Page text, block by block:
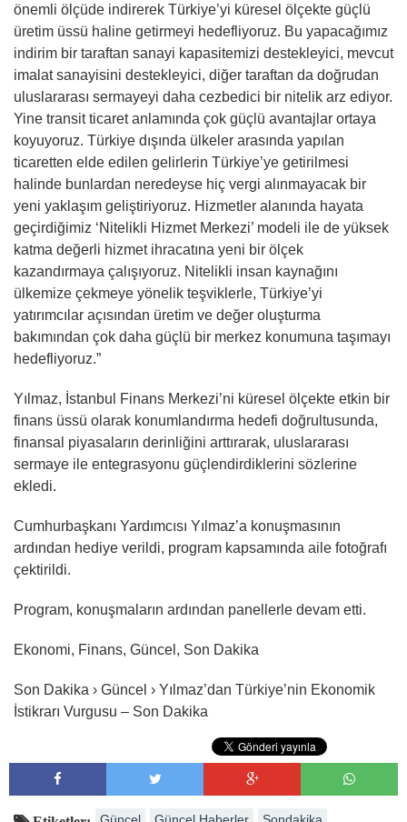
önemli ölçüde indirerek Türkiye’yi küresel ölçekte güçlü
üretim üssü haline getirmeyi hedefliyoruz. Bu yapacağımız
indirim bir taraftan sanayi kapasitemizi destekleyici, mevcut
imalat sanayisini destekleyici, diğer taraftan da doğrudan
uluslararası sermayeyi daha cezbedici bir nitelik arz ediyor.
Yine transit ticaret anlamında çok güçlü avantajlar ortaya
koyuyoruz. Türkiye dışında ülkeler arasında yapılan
ticaretten elde edilen gelirlerin Türkiye’ye getirilmesi
halinde bunlardan neredeyse hiç vergi alınmayacak bir
yeni yaklaşım geliştiriyoruz. Hizmetler alanında hayata
geçirdiğimiz ‘Nitelikli Hizmet Merkezi’ modeli ile de yüksek
katma değerli hizmet ihracatına yeni bir ölçek
kazandırmaya çalışıyoruz. Nitelikli insan kaynağını
ülkemize çekmeye yönelik teşviklerle, Türkiye’yi
yatırımcılar açısından üretim ve değer oluşturma
bakımından çok daha güçlü bir merkez konumuna taşımayı
hedefliyoruz.”
Yılmaz, İstanbul Finans Merkezi’ni küresel ölçekte etkin bir
finans üssü olarak konumlandırma hedefi doğrultusunda,
finansal piyasaların derinliğini arttırarak, uluslararası
sermaye ile entegrasyonu güçlendirdiklerini sözlerine
ekledi.
Cumhurbaşkanı Yardımcısı Yılmaz’a konuşmasının
ardından hediye verildi, program kapsamında aile fotoğrafı
çektirildi.
Program, konuşmaların ardından panellerle devam etti.
Ekonomi, Finans, Güncel, Son Dakika
Son Dakika › Güncel › Yılmaz’dan Türkiye’nin Ekonomik
İstikrarı Vurgusu – Son Dakika
Güncel Güncel Haberler Sondakika